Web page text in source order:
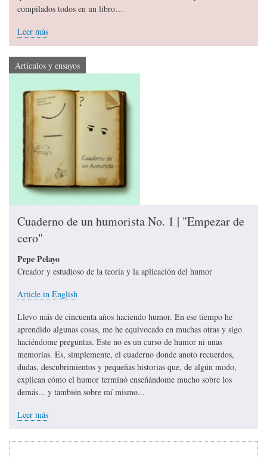
compilados todos en un libro…
Leer más
Artículos y ensayos
Cuaderno de un humorista No. 1 | "Empezar de
cero"
Pepe Pelayo
Creador y estudioso de la teoría y la aplicación del humor
Article in English
Llevo más de cincuenta años haciendo humor. En ese tiempo he
aprendido algunas cosas, me he equivocado en muchas otras y sigo
haciéndome preguntas. Este no es un curso de humor ni unas
memorias. Es, simplemente, el cuaderno donde anoto recuerdos,
dudas, descubrimientos y pequeñas historias que, de algún modo,
explican cómo el humor terminó enseñándome mucho sobre los
demás... y también sobre mí mismo...
Leer más